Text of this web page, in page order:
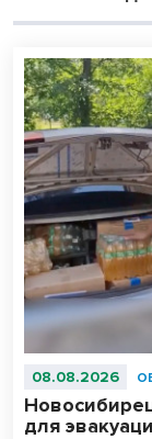
08.08.2026
для